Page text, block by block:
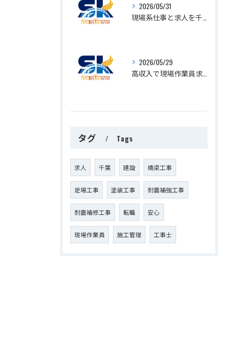
2026/05/31
2026/05/29
タグ Tags
求人 千葉 建設 橋梁工事
足場工事 塗装工事 耐震補強工事
耐震補修工事 転職 安心
現場作業員 施工管理 工事士